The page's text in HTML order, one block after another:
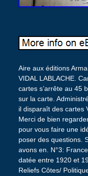
Aire aux éditions
VIDAL LABLACHE.
cartes s’arrête au 45
sur la carte.
il disparaît des cartes
Merci de bien
pour vous faire une
poser des questions.
avons en. N°3:
datée entre 1920 et
Reliefs Côtes/